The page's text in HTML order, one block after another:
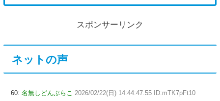
スポンサーリンク
ネットの声
60: 名無しどんぶらこ 2026/02/22(日) 14:44:47.55 ID:mTK7pFt10